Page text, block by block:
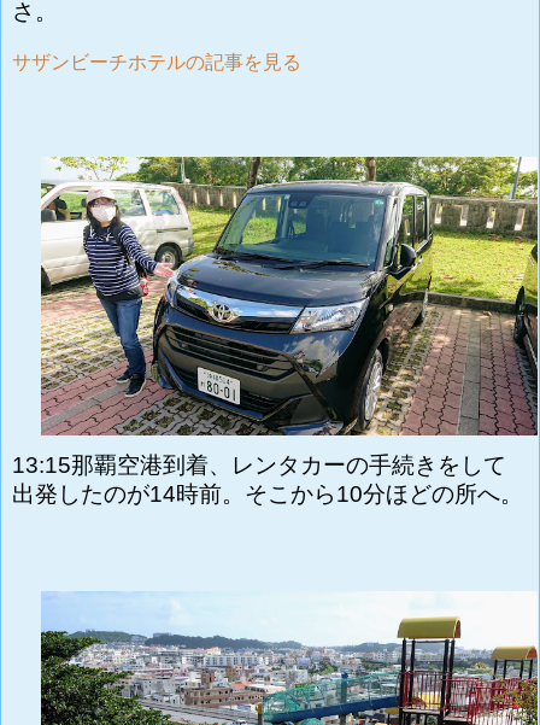
さ。
サザンビーチホテルの記事を見る
13:15那覇空港到着、レンタカーの手続きをして
出発したのが14時前。そこから10分ほどの所へ。